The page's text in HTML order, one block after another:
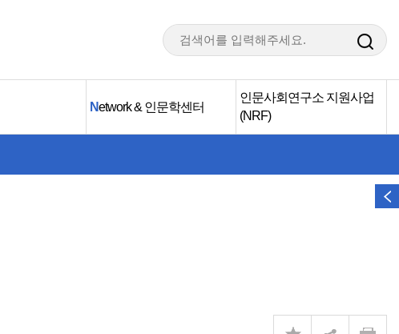
Network & 인문학센터
인문사회연구소 지원사업
(NRF)